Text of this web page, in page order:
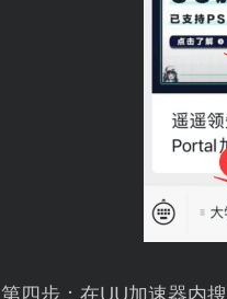
第四步：在UU加速器内